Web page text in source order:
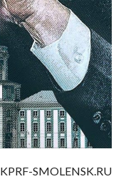
KPRF-SMOLENSK.RU